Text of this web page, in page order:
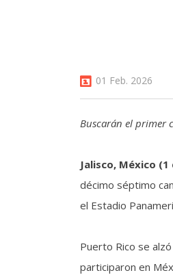
01 Feb. 2026
Buscarán el primer
Jalisco, México
décimo séptimo
el Estadio
Puerto Rico se
participaron en